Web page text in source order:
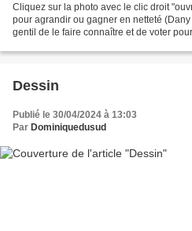
Cliquez sur la photo avec le clic droit
pour agrandir ou gagner en netteté
gentil de le faire connaître et de voter pour
Dessin
Publié le 30/04/2024 à 13:03
Par Dominiquedusud